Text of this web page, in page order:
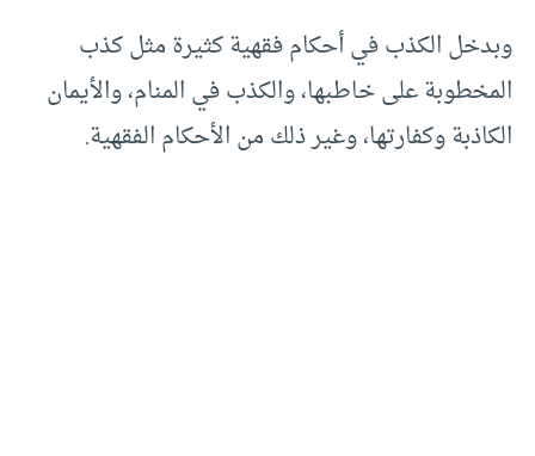
وبدخل الكذب في أحكام فقهية كثيرة مثل كذب
المخطوبة على خاطبها، والكذب في المنام، والأيمان
الكاذبة وكفارتها، وغير ذلك من الأحكام الفقهية.